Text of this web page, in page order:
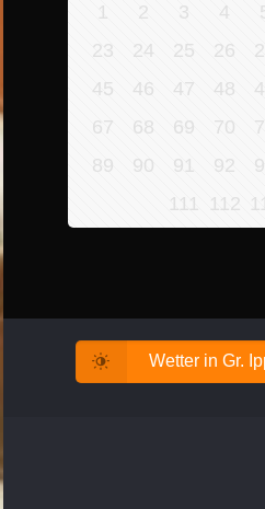
1 2 3 4
23
24 25 26
45
46 47 48
67
68 69 70
89
90 91 92
111 112
Wetter in Gr.